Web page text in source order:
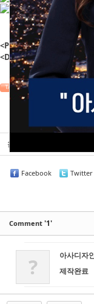
<P align=center><IMG
<DIV></DIV>
TAG •
첨부파일
Facebook Twitter
Comment '1'
? 아사디자
제작완료